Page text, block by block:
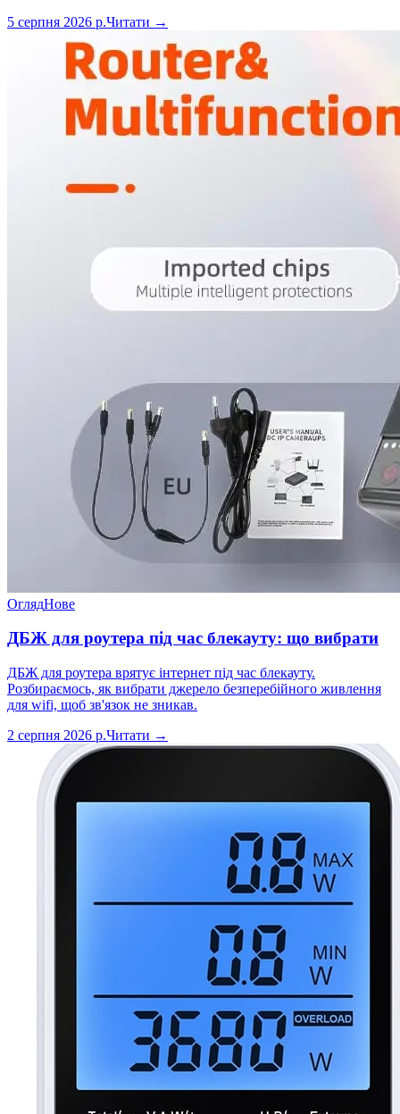
5 серпня 2026 р.Читати →
ОглядНове
ДБЖ для роутера під час блекауту: що вибрати
ДБЖ для роутера врятує інтернет під час блекауту.
Розбираємось, як вибрати джерело безперебійного живлення
для wifi, щоб зв'язок не зникав.
2 серпня 2026 р.Читати →